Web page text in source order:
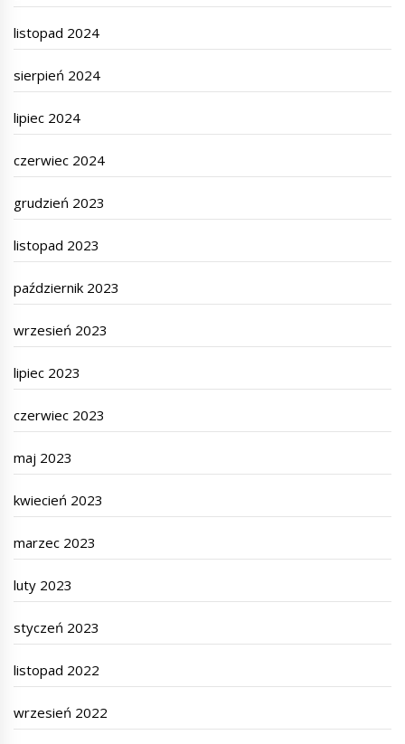
listopad 2024
sierpień 2024
lipiec 2024
czerwiec 2024
grudzień 2023
listopad 2023
październik 2023
wrzesień 2023
lipiec 2023
czerwiec 2023
maj 2023
kwiecień 2023
marzec 2023
luty 2023
styczeń 2023
listopad 2022
wrzesień 2022